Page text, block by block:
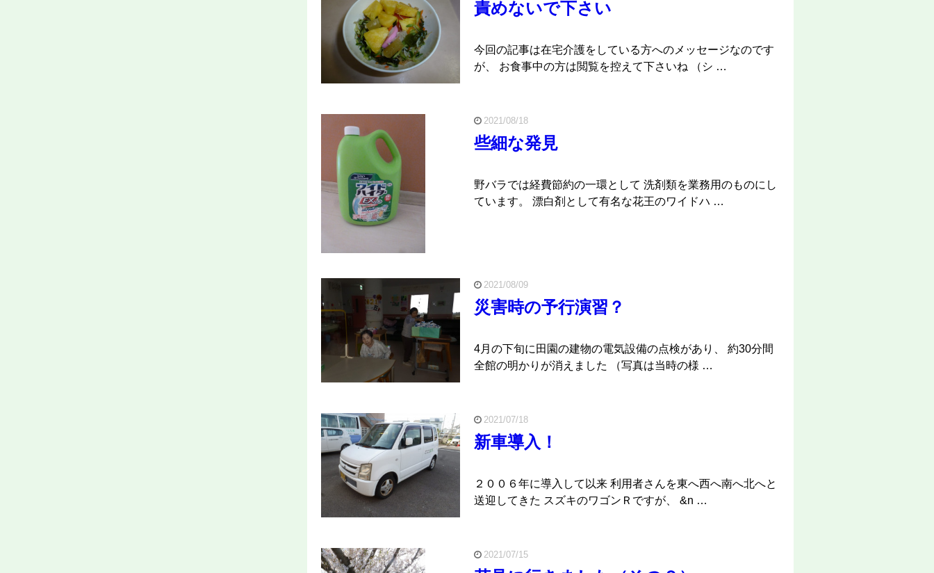
責めないで下さい
今回の記事は在宅介護をしている方へのメッセージなのです
が、 お食事中の方は閲覧を控えて下さいね （シ …
2021/08/18
些細な発見
野バラでは経費節約の一環として 洗剤類を業務用のものにし
ています。 漂白剤として有名な花王のワイドハ …
2021/08/09
災害時の予行演習？
4月の下旬に田園の建物の電気設備の点検があり、 約30分間
全館の明かりが消えました （写真は当時の様 …
2021/07/18
新車導入！
２００６年に導入して以来 利用者さんを東へ西へ南へ北へと
送迎してきた スズキのワゴンＲですが、 &n …
2021/07/15